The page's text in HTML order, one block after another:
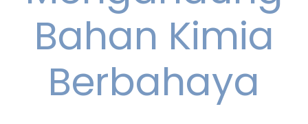
Bahan Kimia
Berbahaya